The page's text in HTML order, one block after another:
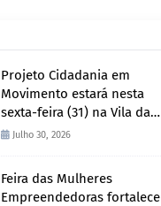
Projeto Cidadania em
Movimento estará nesta
sexta-feira (31) na Vila da
Penha e sábado (1º) em
Julho 30, 2026
Feira das Mulheres
Empreendedoras fortalece